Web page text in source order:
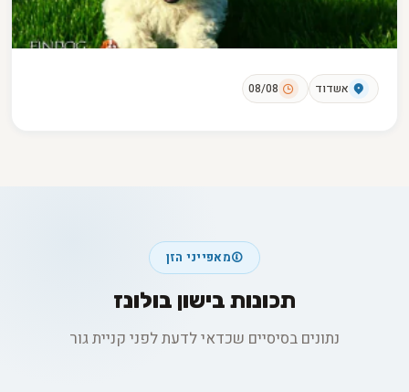
אשדוד 08/08
מאפייני הזן
תכונות בישון בולונז
נתונים בסיסיים שכדאי לדעת לפני קניית גור